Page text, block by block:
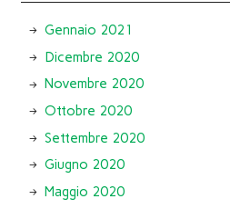
Gennaio 2021
Dicembre 2020
Novembre 2020
Ottobre 2020
Settembre 2020
Giugno 2020
Maggio 2020